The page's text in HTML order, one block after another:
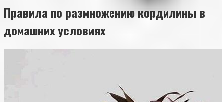
Правила по размножению кордилины в
домашних условиях